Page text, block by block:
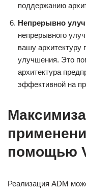
поддержанию
Непрерывно
непрерывного
вашу архитектуру
улучшения. Это
архитектура
эффективной на
помощью
Реализация ADM